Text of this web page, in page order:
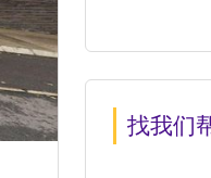
找我们